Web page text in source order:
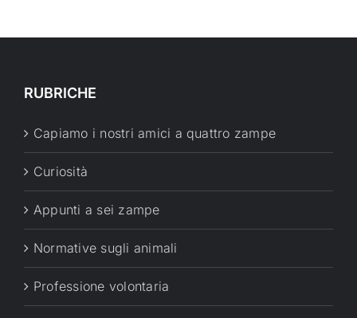
RUBRICHE
Capiamo i nostri amici a quattro zampe
Curiosità
Appunti a sei zampe
Normative sugli animali
Professione volontaria